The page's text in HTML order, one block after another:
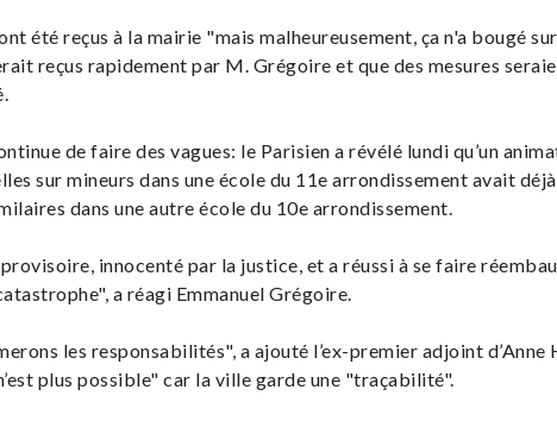
été reçus à la mairie "mais malheureusement, ça n'a bougé
reçus rapidement par M. Grégoire et que des mesures
de faire des vagues: le Parisien a révélé lundi qu’un
sur mineurs dans une école du 11e arrondissement avait
dans une autre école du 10e arrondissement.
innocenté par la justice, et a réussi à se faire
a réagi Emmanuel Grégoire.
les responsabilités", a ajouté l’ex-premier adjoint d’Anne
plus possible" car la ville garde une "traçabilité".